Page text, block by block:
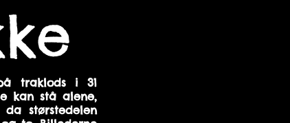
traklods i 31
kan stå alene,
størstedelen